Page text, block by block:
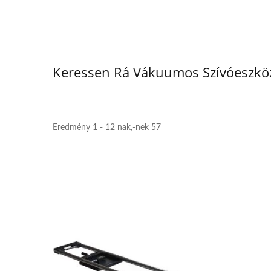
Keressen Rá Vákuumos
Eredmény 1 - 12 nak,-nek 57